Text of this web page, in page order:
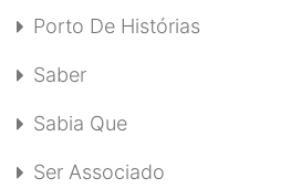
Porto De Histórias
Saber
Sabia Que
Ser Associado